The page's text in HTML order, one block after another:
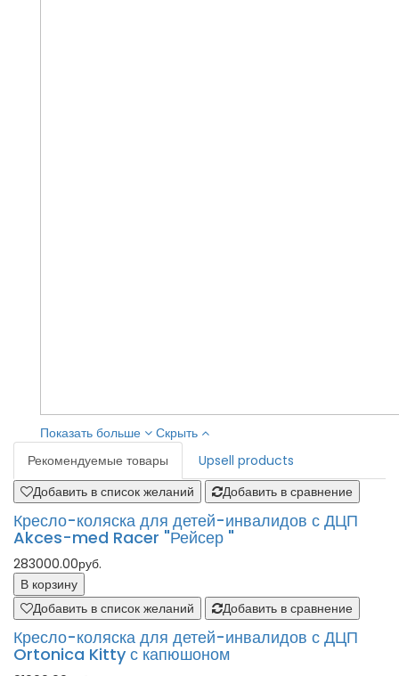
Показать больше
Скрыть
Рекомендуемые товары
Upsell products
Добавить в список желаний
Добавить в сравнение
Кресло-коляска для детей-инвалидов с ДЦП
Akces-med Racer "Рейсер "
283000.00руб.
В корзину
Добавить в список желаний
Добавить в сравнение
Кресло-коляска для детей-инвалидов с ДЦП
Ortonica Kitty с капюшоном